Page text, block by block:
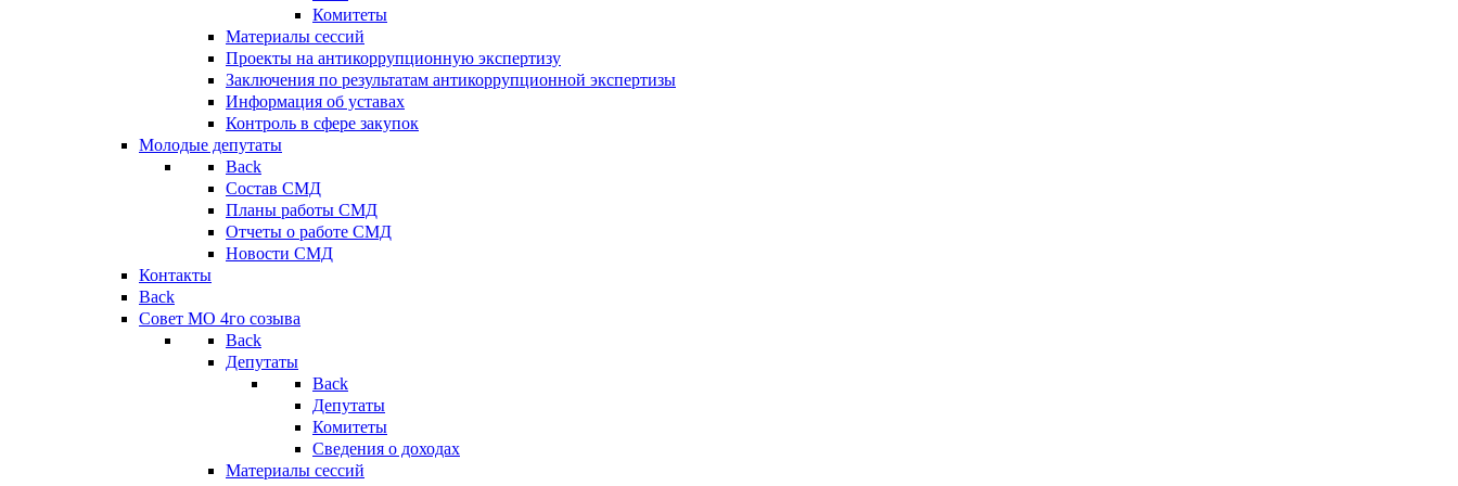
Комитеты
Материалы сессий
Проекты на антикоррупционную экспертизу
Заключения по результатам антикоррупционной экспертизы
Информация об уставах
Контроль в сфере закупок
Молодые депутаты
Back
Состав СМД
Планы работы СМД
Отчеты о работе СМД
Новости СМД
Контакты
Back
Совет МО 4го созыва
Back
Депутаты
Back
Депутаты
Комитеты
Сведения о доходах
Материалы сессий